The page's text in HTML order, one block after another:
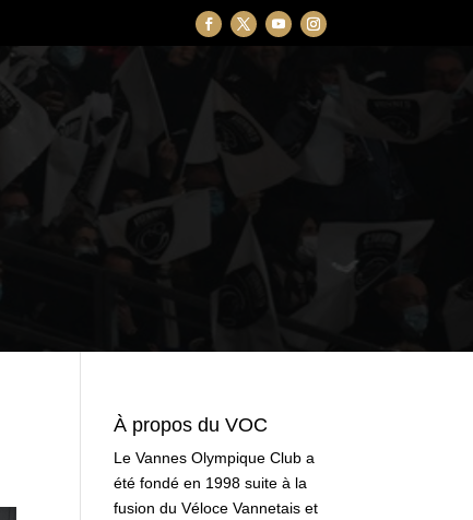
À propos du VOC
Le Vannes Olympique Club a
été fondé en 1998 suite à la
fusion du Véloce Vannetais et